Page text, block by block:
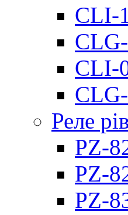
CLI-
CLI-
Реле
PZ-
PZ-
PZ-